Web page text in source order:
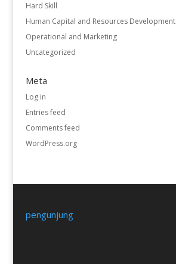
Hard Skill
Human Capital and Resources Development
Operational and Marketing
Uncategorized
Meta
Log in
Entries feed
Comments feed
WordPress.org
pengunjung